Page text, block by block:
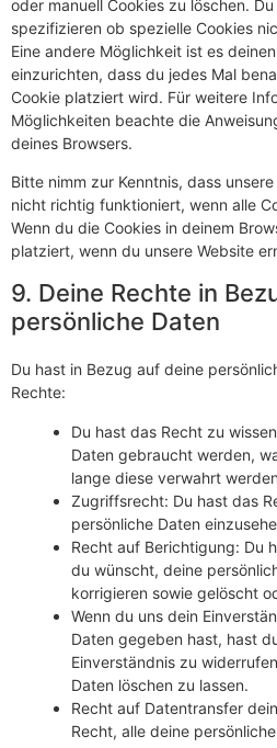
oder manuell Cookies zu löschen.
spezifizieren ob spezielle Cookies
Eine andere Möglichkeit ist es
einzurichten, dass du jedes Mal
Cookie platziert wird. Für weitere
Möglichkeiten beachte die
deines Browsers.
Bitte nimm zur Kenntnis, dass
nicht richtig funktioniert, wenn alle
Wenn du die Cookies in deinem
platziert, wenn du unsere Website
9. Deine Rechte in
persönliche Daten
Du hast in Bezug auf deine
Rechte:
Du hast das Recht zu
Daten gebraucht werden,
lange diese verwahrt
Zugriffsrecht: Du hast das
persönliche Daten
Recht auf Berichtigung: Du
du wünscht, deine
korrigieren sowie gelöscht
Wenn du uns dein
Daten gegeben hast, hast
Einverständnis zu
Daten löschen zu lassen.
Recht auf Datentransfer
Recht, alle deine